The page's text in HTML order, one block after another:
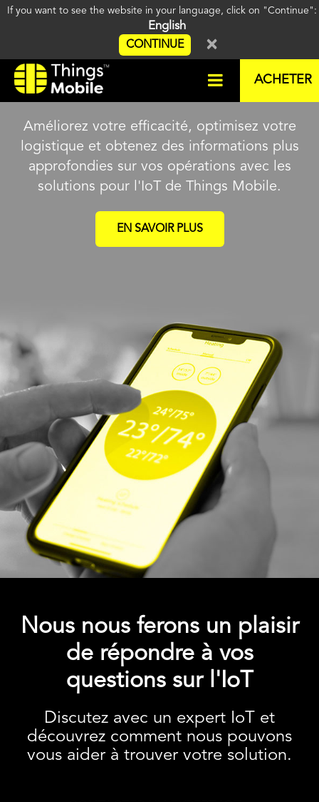
If you want to see the website in your language, click on "Continue":
English
CONTINUE ×
ACHETER
Internet Of Things
Améliorez votre efficacité, optimisez votre
logistique et obtenez des informations plus
approfondies sur vos opérations avec les
solutions pour l'IoT de Things Mobile.
EN SAVOIR PLUS
Nous nous ferons un plaisir
de répondre à vos
questions sur l'IoT
Discutez avec un expert IoT et
découvrez comment nous pouvons
vous aider à trouver votre solution.